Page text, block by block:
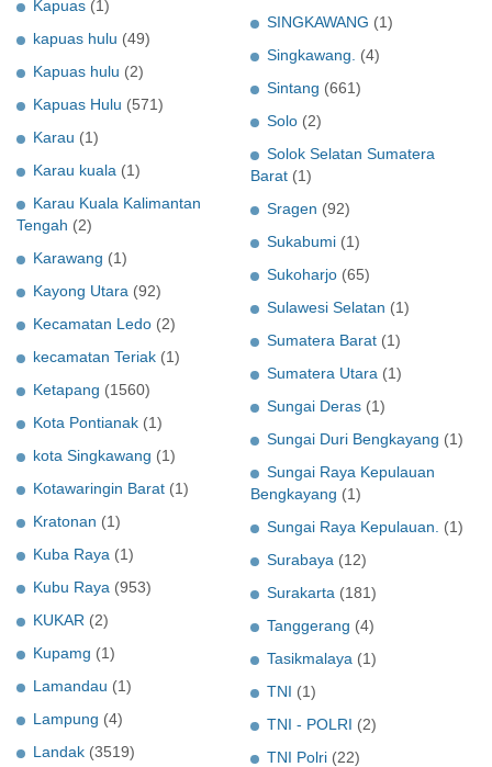
Kapuas (1)
kapuas hulu (49)
Kapuas hulu (2)
Kapuas Hulu (571)
Karau (1)
Karau kuala (1)
Karau Kuala Kalimantan
Tengah (2)
Karawang (1)
Kayong Utara (92)
Kecamatan Ledo (2)
kecamatan Teriak (1)
Ketapang (1560)
Kota Pontianak (1)
kota Singkawang (1)
Kotawaringin Barat (1)
Kratonan (1)
Kuba Raya (1)
Kubu Raya (953)
KUKAR (2)
Kupamg (1)
Lamandau (1)
Lampung (4)
Landak (3519)
SINGKAWANG (1)
Singkawang. (4)
Sintang (661)
Solo (2)
Solok Selatan Sumatera
Barat (1)
Sragen (92)
Sukabumi (1)
Sukoharjo (65)
Sulawesi Selatan (1)
Sumatera Barat (1)
Sumatera Utara (1)
Sungai Deras (1)
Sungai Duri Bengkayang (1)
Sungai Raya Kepulauan
Bengkayang (1)
Sungai Raya Kepulauan. (1)
Surabaya (12)
Surakarta (181)
Tanggerang (4)
Tasikmalaya (1)
TNI (1)
TNI - POLRI (2)
TNI Polri (22)